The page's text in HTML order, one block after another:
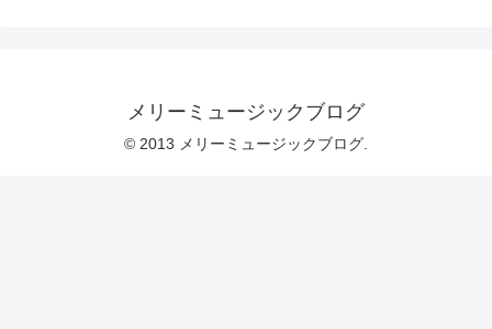
メリーミュージックブログ
© 2013 メリーミュージックブログ.